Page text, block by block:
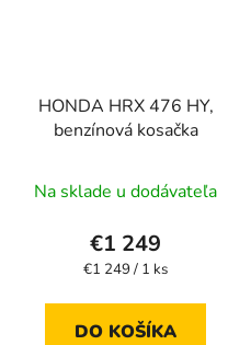
HONDA HRX 476 HY,
benzínová kosačka
Na sklade u dodávateľa
€1 249
Jednotková
€1 249 / 1 ks
DO KOŠÍKA